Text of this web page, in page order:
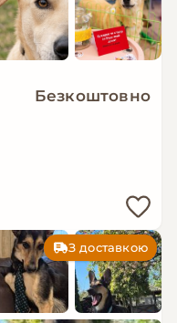
Безкоштовно
З доставкою